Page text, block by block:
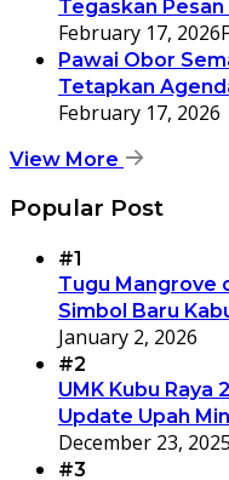
Tegaskan
February 17, 2026
Pawai Obor
Tetapkan
February 17, 2026
View More
Popular Post
#1
Tugu Mangrove
Simbol Baru
January 2, 2026
#2
UMK Kubu Raya
Update Upah
December 23, 2025
#3